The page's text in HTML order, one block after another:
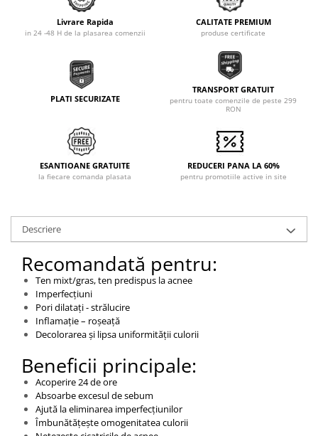
Livrare Rapida
in 24 -48 H de la plasarea comenzii
CALITATE PREMIUM
produse certificate
PLATI SECURIZATE
TRANSPORT GRATUIT
pentru toate comenzile de peste 299
RON
ESANTIOANE GRATUITE
la fiecare comanda plasata
REDUCERI PANA LA 60%
pentru promotiile active in site
Descriere
Recomandată pentru:
Ten mixt/gras, ten predispus la acnee
Imperfecțiuni
Pori dilatați - strălucire
Inflamație – roșeață
Decolorarea și lipsa uniformității culorii
Beneficii principale:
Acoperire 24 de ore
Absoarbe excesul de sebum
Ajută la eliminarea imperfecțiunilor
Îmbunătățește omogenitatea culorii